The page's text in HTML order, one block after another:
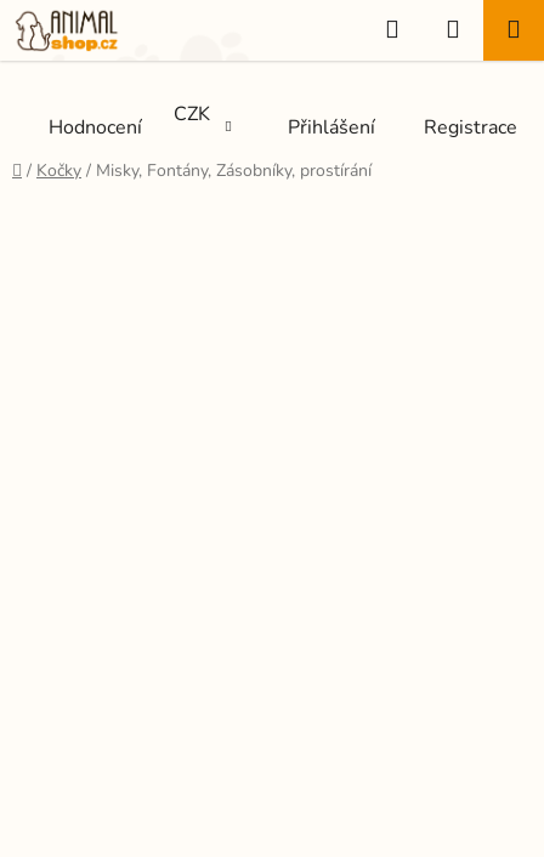
Přejít
na
obsah
Hodnocení CZK Přihlášení Registrace
Hledat
KOŠÍK
Domů
/ Kočky / Misky, Fontány, Zásobníky, prostírání